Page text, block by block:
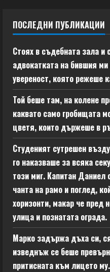
ПОСЛЕДНИ ПУБЛИКАЦИИ
Стоях в съдебната зала и
адвокатката на бившия
увереност, която режеше
Той беше там, на колене
каквато само гробищата
цветя, които държеше в
Студеният сутрешен
го наказваше за всяка
този миг. Капитан Даниел
чанта на рамо и поглед,
хоризонти, макар че пред
улица и познатата ограда.
Марко задържа дъха си,
изведнъж се беше
притисната към лицето